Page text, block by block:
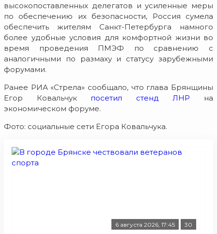
высокопоставленных делегатов и усиленные меры
по обеспечению их безопасности, Россия сумела
обеспечить жителям Санкт-Петербурга намного
более удобные условия для комфортной жизни во
время проведения ПМЭФ по сравнению с
аналогичными по размаху и статусу зарубежными
форумами.
Ранее РИА «Стрела» сообщало, что глава Брянщины
Егор Ковальчук посетил стенд ЛНР на
экономическом форуме.
Фото: социальные сети Егора Ковальчука.
6 августа 2026, 17:45 30